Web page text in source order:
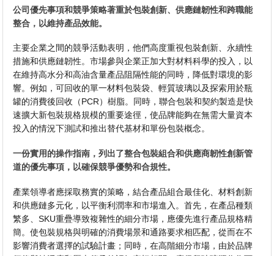
公司優先事項和競爭策略著重於包裝創新、供應鏈韌性和跨職能
整合，以維持產品效能。
主要企業之間的競爭活動表明，他們高度重視包裝創新、永續性
措施和供應鏈韌性。市場參與企業正加大對材料科學的投入，以
在維持高水分和高油含量產品阻隔性能的同時，降低對環境的影
響。例如，可回收的單一材料包裝袋、輕質玻璃以及探索用於瓶
罐的消費後回收（PCR）樹脂。同時，聯合包裝和契約製造是快
速擴大新包裝規格規模的重要途徑，使品牌能夠在無需大量資本
投入的情況下測試和推出替代基材和單份包裝概念。
一份實用的操作指南，列出了整合包裝組合和供應商韌性創新管
道的優先事項，以確保競爭優勢和合規性。
產業領導者應採取務實的策略，結合產品組合最佳化、材料創新
和供應鏈多元化，以平衡利潤率和市場進入。首先，在產品種類
繁多、SKU重疊導致複雜性的細分市場，應優先進行產品規格精
簡。使包裝規格與明確的消費場景和通路要求相匹配，從而在不
影響消費者選擇的試驗計畫；同時，在高階細分市場，由於品牌